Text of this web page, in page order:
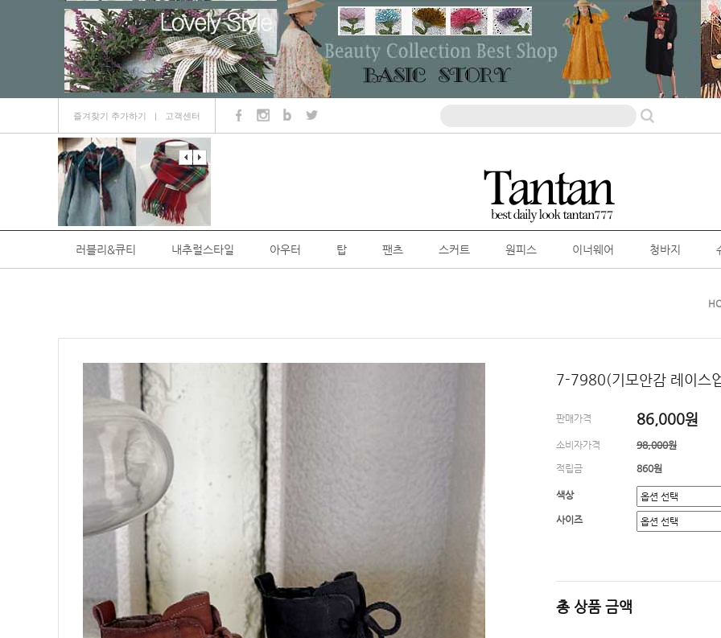
즐겨찾기 추가하기 ㅣ 고객센터
러블리&큐티 내추럴스타일 아우터 탑 팬츠 스커트 원피스 이너웨어 청바지
7-7980(기모안감 레이스
판매가격 86,000원
소비자가격 98,000원
적립금 860원
색상
사이즈
총 상품 금액